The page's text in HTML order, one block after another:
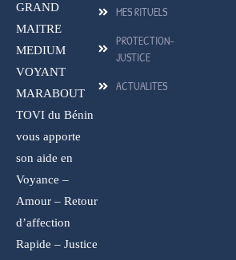
GRAND
MAITRE
MEDIUM
VOYANT
MARABOUT
TOVI du Bénin
vous apporte
son aide en
Voyance –
Amour – Retour
d’affection
Rapide – Justice
MES RITUELS
PROTECTION-
JUSTICE
ACTUALITES